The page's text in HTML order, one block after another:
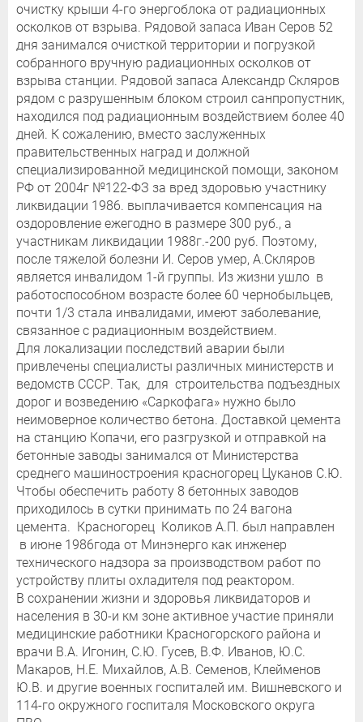
очистку крыши 4-го энергоблока от радиационных
осколков от взрыва. Рядовой запаса Иван Серов 52
дня занимался очисткой территории и погрузкой
собранного вручную радиационных осколков от
взрыва станции. Рядовой запаса Александр Скляров
рядом с разрушенным блоком строил санпропустник,
находился под радиационным воздействием более 40
дней. К сожалению, вместо заслуженных
правительственных наград и должной
специализированной медицинской помощи, законом
РФ от 2004г №122-ФЗ за вред здоровью участнику
ликвидации 1986. выплачивается компенсация на
оздоровление ежегодно в размере 300 руб., а
участникам ликвидации 1988г.-200 руб. Поэтому,
после тяжелой болезни И. Серов умер, А.Скляров
является инвалидом 1-й группы. Из жизни ушло в
работоспособном возрасте более 60 чернобыльцев,
почти 1/3 стала инвалидами, имеют заболевание,
связанное с радиационным воздействием.
Для локализации последствий аварии были
привлечены специалисты различных министерств и
ведомств СССР. Так, для строительства подъездных
дорог и возведению «Саркофага» нужно было
неимоверное количество бетона. Доставкой цемента
на станцию Копачи, его разгрузкой и отправкой на
бетонные заводы занимался от Министерства
среднего машиностроения красногорец Цуканов С.Ю.
Чтобы обеспечить работу 8 бетонных заводов
приходилось в сутки принимать по 24 вагона
цемента. Красногорец Коликов А.П. был направлен
в июне 1986года от Минэнерго как инженер
технического надзора за производством работ по
устройству плиты охладителя под реактором.
В сохранении жизни и здоровья ликвидаторов и
населения в 30-и км зоне активное участие приняли
медицинские работники Красногорского района и
врачи В.А. Игонин, С.Ю. Гусев, В.Ф. Иванов, Ю.С.
Макаров, Н.Е. Михайлов, А.В. Семенов, Клейменов
Ю.В. и другие военных госпиталей им. Вишневского и
114-го окружного госпиталя Московского округа